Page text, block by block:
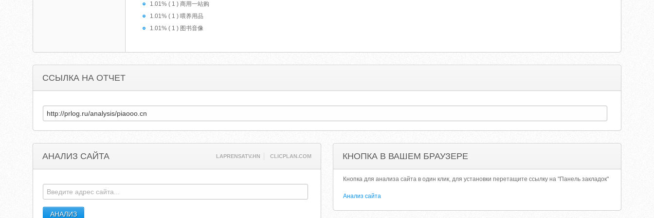
1.01% ( 1 ) 商用一站购
1.01% ( 1 ) 喂养用品
1.01% ( 1 ) 图书音像
ССЫЛКА НА ОТЧЕТ
АНАЛИЗ САЙТА LAPRENSATV.HN CLICPLAN.COM КНОПКА В ВАШЕМ БРАУЗЕРЕ
Кнопка для анализа сайта в один клик, для установки перетащите ссылку на "Панель закладок"
Анализ сайта